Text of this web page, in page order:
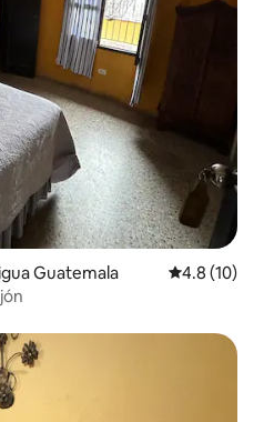
Guatemala Calificación
4.8 (10)